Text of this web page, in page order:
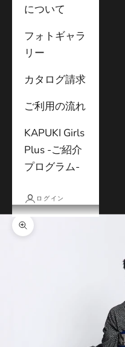
について
フォトギャラ
リー
カタログ請求
ご利用の流れ
KAPUKI Girls
Plus -ご紹介
プログラム-
ログイン
ズームイン